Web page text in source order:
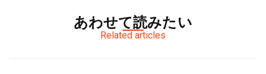
あわせて読みたい
Related articles